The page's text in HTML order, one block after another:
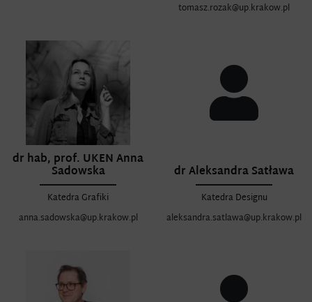
tomasz.rozak@up.krakow.pl
dr hab, prof. UKEN Anna
Sadowska
Katedra Grafiki
anna.sadowska@up.krakow.pl
dr Aleksandra Satława
Katedra Designu
aleksandra.satlawa@up.krakow.pl